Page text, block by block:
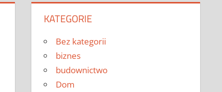
KATEGORIE
Bez kategorii
biznes
budownictwo
Dom